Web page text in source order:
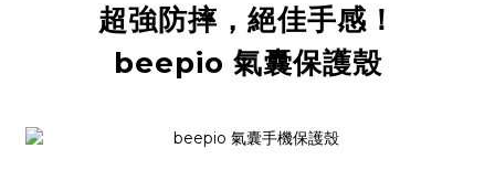
超強防摔，絕佳手感！
beepio 氣囊保護殼